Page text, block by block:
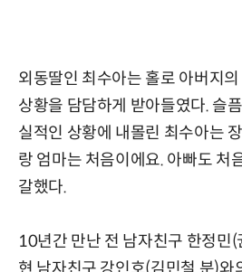
외동딸인 최수아는 홀로 아버지
상황을 담담하게 받아들였다. 슬
실적인 상황에 내몰린 최수아는
랑 엄마는 처음이에요. 아빠도 처
갈했다.
10년간 만난 전 남자친구 한정민